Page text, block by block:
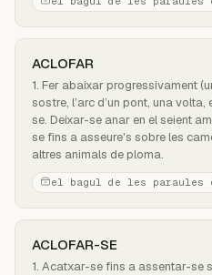
ACLOFAR
1. Fer abaixar progressivament
sostre, l’arc d’un pont, una
se. Deixar-se anar en el seient
se fins a asseure's sobre les
altres animals de ploma.
el bagul de les paraules
ACLOFAR-SE
1. Acatxar-se fins a assentar-se